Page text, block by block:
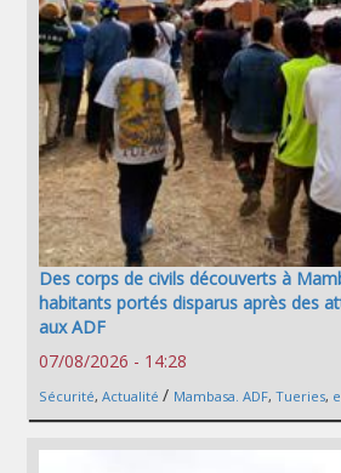
Des corps de civils découverts à
habitants portés disparus après des
aux ADF
07/08/2026 - 14:28
Sécurité, Actualité / Mambasa. ADF, Tueries,